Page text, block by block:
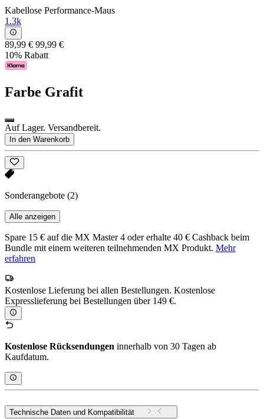
Kabellose Performance-Maus
1.3k
89,99 € 99,99 €
10% Rabatt
Farbe Grafit
Auf Lager. Versandbereit.
In den Warenkorb
Sonderangebote (2)
Alle anzeigen
Spare 15 € auf die MX Master 4 oder erhalte 40 € Cashback beim
Bundle mit einem weiteren teilnehmenden MX Produkt. Mehr
erfahren
Kostenlose Lieferung bei allen Bestellungen. Kostenlose
Expresslieferung bei Bestellungen über 149 €.
Kostenlose Rücksendungen innerhalb von 30 Tagen ab
Kaufdatum.
Technische Daten und Kompatibilität